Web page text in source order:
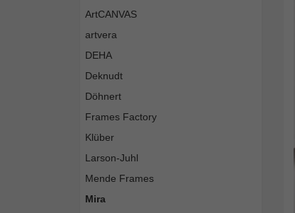
ArtCANVAS
artvera
DEHA
Deknudt
Döhnert
Frames Factory
Klüber
Larson-Juhl
Mende Frames
Mira